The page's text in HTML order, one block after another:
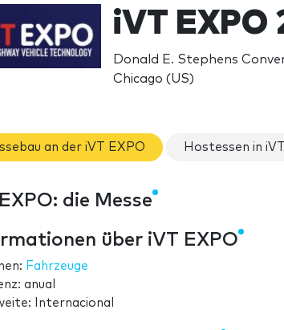
iVT EXPO
Donald E. Stephens
Chicago (US)
an der iVT EXPO Hostessen in
die Messe
über iVT EXPO
Fahrzeuge
anual
Internacional